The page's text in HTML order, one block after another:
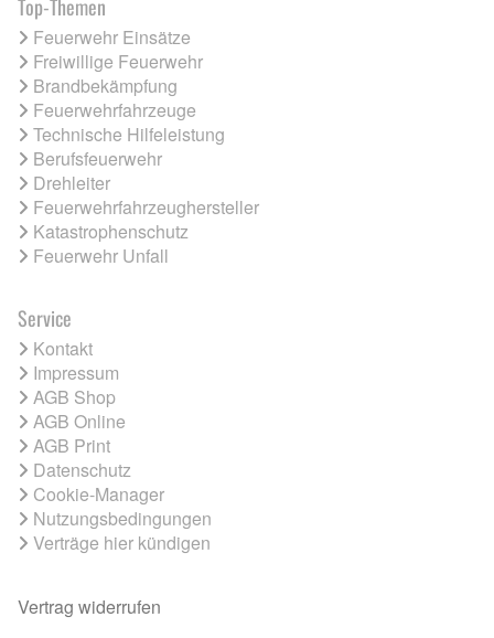
Top-Themen
Feuerwehr Einsätze
Freiwillige Feuerwehr
Brandbekämpfung
Feuerwehrfahrzeuge
Technische Hilfeleistung
Berufsfeuerwehr
Drehleiter
Feuerwehrfahrzeughersteller
Katastrophenschutz
Feuerwehr Unfall
Service
Kontakt
Impressum
AGB Shop
AGB Online
AGB Print
Datenschutz
Cookie-Manager
Nutzungsbedingungen
Verträge hier kündigen
Vertrag widerrufen